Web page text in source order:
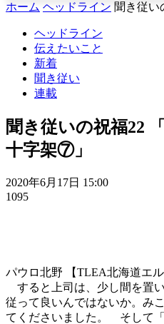
ホーム ヘッドライン 聞き従い
ヘッドライン
伝えたいこと
新着
聞き従い
連載
聞き従いの祝福22
十字架⑦」
2020年6月17日 15:00
1095
パウロ北野 【TLEA北海道エ
すると上司は、少し間を置
従って良いんではないか。み
てくださいました。 そして